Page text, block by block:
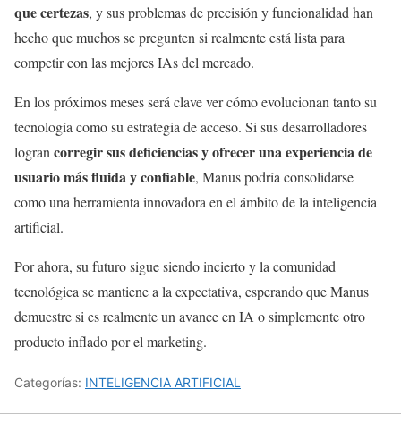
que certezas, y sus problemas de precisión y funcionalidad han
hecho que muchos se pregunten si realmente está lista para
competir con las mejores IAs del mercado.
En los próximos meses será clave ver cómo evolucionan tanto su
tecnología como su estrategia de acceso. Si sus desarrolladores
logran corregir sus deficiencias y ofrecer una experiencia de
usuario más fluida y confiable, Manus podría consolidarse
como una herramienta innovadora en el ámbito de la inteligencia
artificial.
Por ahora, su futuro sigue siendo incierto y la comunidad
tecnológica se mantiene a la expectativa, esperando que Manus
demuestre si es realmente un avance en IA o simplemente otro
producto inflado por el marketing.
Categorías: INTELIGENCIA ARTIFICIAL